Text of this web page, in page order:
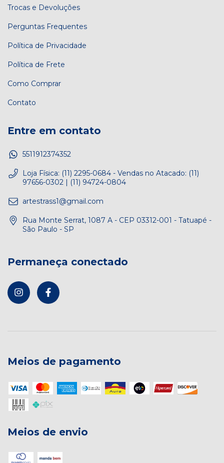
Trocas e Devoluções
Perguntas Frequentes
Política de Privacidade
Política de Frete
Como Comprar
Contato
Entre em contato
5511912374352
Loja Física: (11) 2295-0684 - Vendas no Atacado: (11)
97656-0302 | (11) 94724-0804
artestrass1@gmail.com
Rua Monte Serrat, 1087 A - CEP 03312-001 - Tatuapé -
São Paulo - SP
Permaneça conectado
Meios de pagamento
Meios de envio